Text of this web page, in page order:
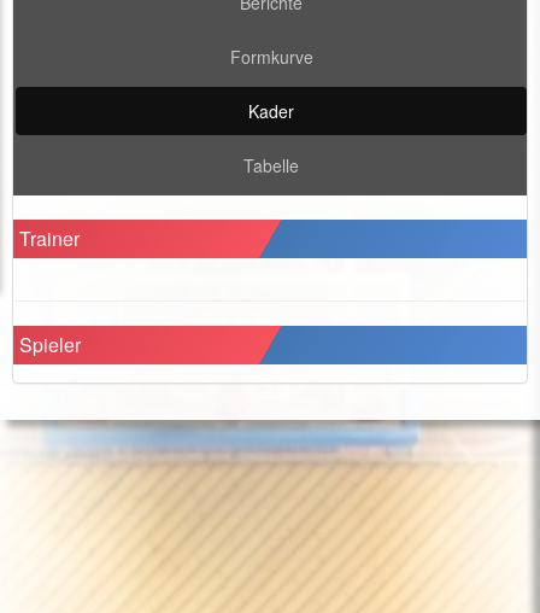
Formkurve
Kader
Tabelle
Trainer
Spieler